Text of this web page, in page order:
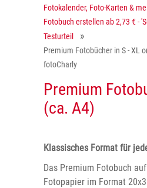
Fotokalender, Foto-Karten &
Fotobuch erstellen ab 2,73 € -
Testurteil
Premium Fotobücher in S - XL
fotoCharly
Premium
(ca. A4)
Klassisches Format für
Das Premium Fotobuch
Fotopapier im Format